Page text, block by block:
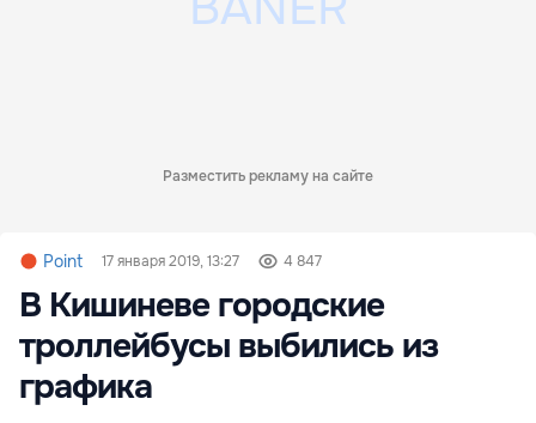
Разместить рекламу на сайте
Point 17 января 2019, 13:27 4 847
В Кишиневе городские
троллейбусы выбились из
графика